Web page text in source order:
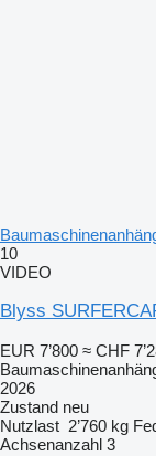
10
VIDEO
Blyss
EUR 7’800 ≈ CHF
2026
Zustand neu
Nutzlast 2’760 kg
Achsenanzahl 3